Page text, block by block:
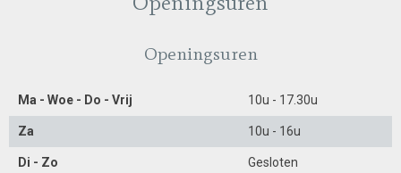
Openingsuren
Ma - Woe - Do - Vrij 10u - 17.30u
Za 10u - 16u
Di - Zo Gesloten